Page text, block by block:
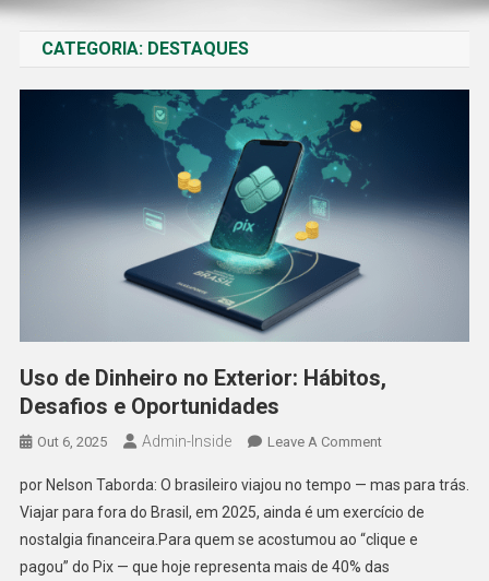
CATEGORIA: DESTAQUES
Uso de Dinheiro no Exterior: Hábitos,
Desafios e Oportunidades
Out 6, 2025 Admin-Inside Leave A CommentOn
De
Dinheiro
No
Exterior:
por Nelson Taborda: O brasileiro viajou no tempo — mas para trás.
Viajar para fora do Brasil, em 2025, ainda é um exercício de
nostalgia financeira.Para quem se acostumou ao “clique e
pagou” do Pix — que hoje representa mais de 40% das